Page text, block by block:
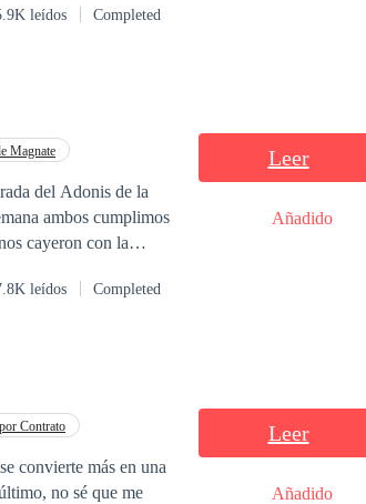
lo más rápido
leídos Completed
Magnate
del Adonis de la
ambos cumplimos
cayeron con la
ahora parece que me
leídos Completed
Leer
Añadido
Contrato
convierte más en una
no sé que me
Leer
Añadido